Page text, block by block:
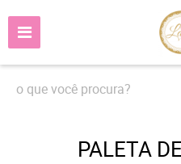
PALETA